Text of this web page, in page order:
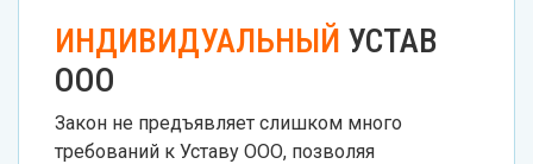
ИНДИВИДУАЛЬНЫЙ УСТАВ
ООО
Закон не предъявляет слишком много
требований к Уставу ООО, позволяя